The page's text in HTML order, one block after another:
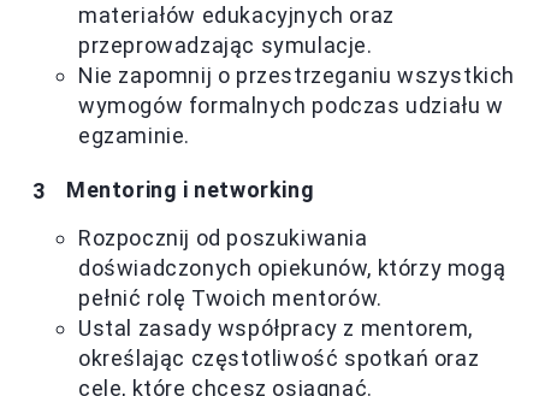
materiałów edukacyjnych oraz
przeprowadzając symulacje.
Nie zapomnij o przestrzeganiu wszystkich
wymogów formalnych podczas udziału w
egzaminie.
Mentoring i networking
Rozpocznij od poszukiwania
doświadczonych opiekunów, którzy mogą
pełnić rolę Twoich mentorów.
Ustal zasady współpracy z mentorem,
określając częstotliwość spotkań oraz
cele, które chcesz osiągnąć.